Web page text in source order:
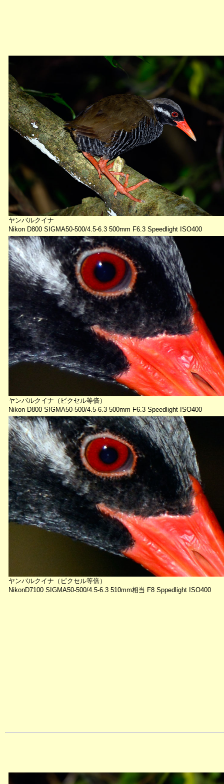
ヤンバルクイナ
Nikon D800 SIGMA50-500/4.5-6.3 500mm F6.3 Speedlight ISO400
ヤンバルクイナ（ピクセル等倍）
Nikon D800 SIGMA50-500/4.5-6.3 500mm F6.3 Speedlight ISO400
ヤンバルクイナ（ピクセル等倍）
NikonD7100 SIGMA50-500/4.5-6.3 510mm相当 F8 Sppedlight ISO400